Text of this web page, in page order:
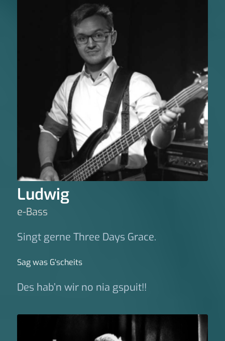
Ludwig
e-Bass
Singt gerne Three Days Grace.
Sag was G‘scheits
Des hab’n wir no nia gspuit!!